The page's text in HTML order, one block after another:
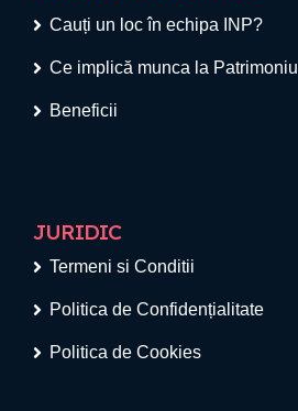
Cauți un loc în echipa INP?
Ce implică munca la Patrimoniu
Beneficii
JURIDIC
Termeni si Conditii
Politica de Confidențialitate
Politica de Cookies